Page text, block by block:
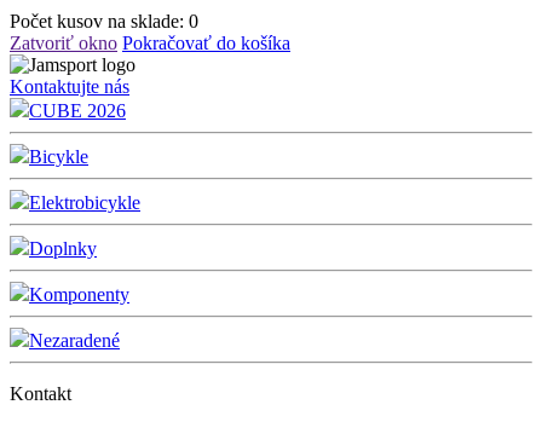
Počet kusov na sklade: 0
Zatvoriť okno Pokračovať do košíka
Kontaktujte nás
CUBE 2026
Bicykle
Elektrobicykle
Doplnky
Komponenty
Nezaradené
Kontakt